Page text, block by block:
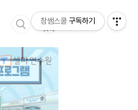
▶
참쌤스쿨 구독하기